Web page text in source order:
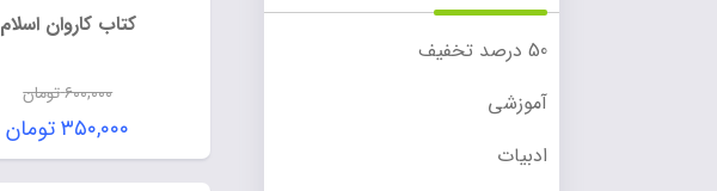
کتاب کاروان اسلام
۶۰۰,۰۰۰تومان
۳۵۰,۰۰۰تومان
50 درصد تخفیف
آموزشی
ادبیات